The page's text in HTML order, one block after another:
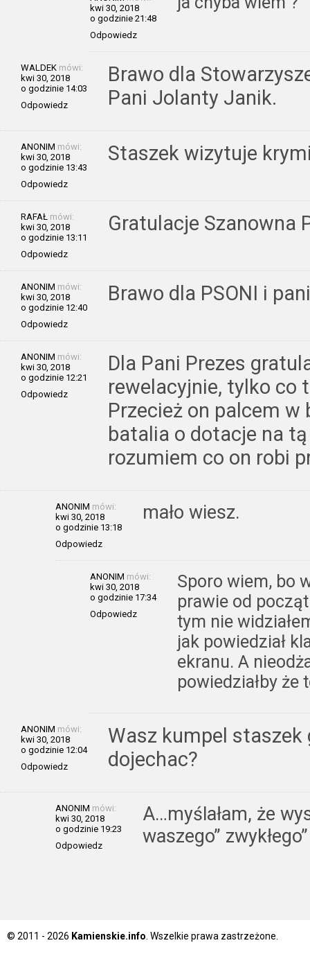
kwi 30, 2018
o godzinie 21:48
Odpowiedz
WALDEK mówi:
kwi 30, 2018
o godzinie 14:03
Odpowiedz
Brawo dla
Pani Jolanty Janik.
ANONIM mówi:
kwi 30, 2018
o godzinie 13:43
Odpowiedz
Staszek wizytuje
RAFAŁ mówi:
kwi 30, 2018
o godzinie 13:11
Odpowiedz
Gratulacje Szanowna
ANONIM mówi:
kwi 30, 2018
o godzinie 12:40
Odpowiedz
Brawo dla PSONI i
ANONIM mówi:
kwi 30, 2018
o godzinie 12:21
Odpowiedz
Dla Pani Prezes
rewelacyjnie, tylko co
Przecież on palcem w
batalia o dotacje na
rozumiem co on robi
ANONIM mówi:
kwi 30, 2018
o godzinie 13:18
Odpowiedz
mało wiesz.
ANONIM mówi:
kwi 30, 2018
o godzinie 17:34
Odpowiedz
Sporo wiem, bo
prawie od
tym nie
jak powiedział
ekranu. A
powiedziałby że
ANONIM mówi:
kwi 30, 2018
o godzinie 12:04
Odpowiedz
Wasz kumpel
dojechac?
ANONIM mówi:
kwi 30, 2018
o godzinie 19:23
Odpowiedz
A…myślałam, że
waszego”
© 2011 - 2026 Kamienskie.info . Wszelkie prawa zastrzeżone.